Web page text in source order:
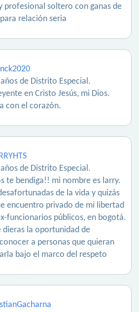
profesional soltero con ganas de
relación seria
de Distrito Especial.
en Cristo Jesús, mi Dios.
con el corazón.
de Distrito Especial.
te bendiga!! mi nombre es larry.
de la vida y quizás
encuentro privado de mi libertad
funcionarios públicos, en bogotá.
dieras la oportunidad de
a personas que quieran
bajo el marco del respeto